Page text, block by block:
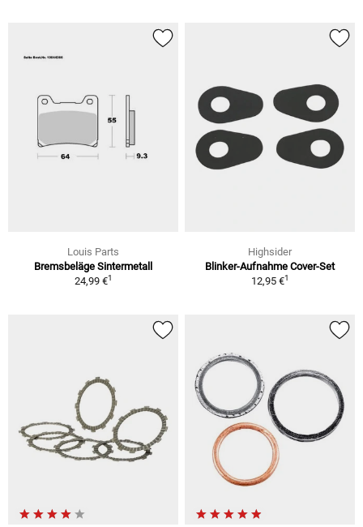
Louis Parts
Bremsbeläge Sintermetall
24,99 €1
Highsider
Blinker-Aufnahme Cover-Set
12,95 €1